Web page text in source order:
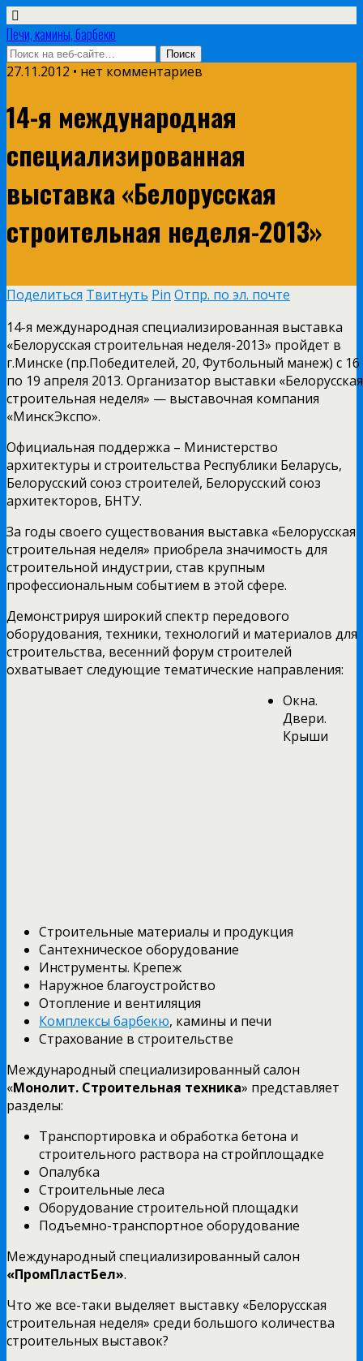
Печи, камины, барбекю
27.11.2012 • нет комментариев
14-я международная
специализированная
выставка «Белорусская
строительная неделя-2013»
Поделиться Твитнуть Pin Отпр. по эл. почте
14-я международная специализированная выставка
«Белорусская строительная неделя-2013» пройдет в
г.Минске (пр.Победителей, 20, Футбольный манеж) с 16
по 19 апреля 2013. Организатор выставки «Белорусская
строительная неделя» — выставочная компания
«МинскЭкспо».
Официальная поддержка – Министерство
архитектуры и строительства Республики Беларусь,
Белорусский союз строителей, Белорусский союз
архитекторов, БНТУ.
За годы своего существования выставка «Белорусская
строительная неделя» приобрела значимость для
строительной индустрии, став крупным
профессиональным событием в этой сфере.
Демонстрируя широкий спектр передового
оборудования, техники, технологий и материалов для
строительства, весенний форум строителей
охватывает следующие тематические направления:
Окна.
Двери.
Крыши
Строительные материалы и продукция
Сантехническое оборудование
Инструменты. Крепеж
Наружное благоустройство
Отопление и вентиляция
Комплексы барбекю, камины и печи
Страхование в строительстве
Международный специализированный салон
«Монолит. Строительная техника» представляет
разделы:
Транспортировка и обработка бетона и
строительного раствора на стройплощадке
Опалубка
Строительные леса
Оборудование строительной площадки
Подъемно-транспортное оборудование
Международный специализированный салон
«ПромПластБел».
Что же все-таки выделяет выставку «Белорусская
строительная неделя» среди большого количества
строительных выставок?